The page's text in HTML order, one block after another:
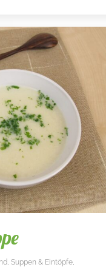
, Suppen & Eintöpfe,